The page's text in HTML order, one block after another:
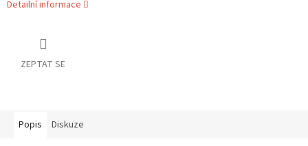
Detailní informace
ZEPTAT SE
Popis Diskuze